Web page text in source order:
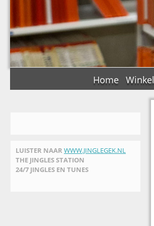
Home Winkel
LUISTER NAAR WWW.JINGLEGEK.NL
THE JINGLES STATION
24/7 JINGLES EN TUNES